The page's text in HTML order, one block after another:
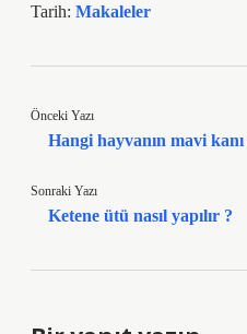
Tarih: Makaleler
Önceki Yazı
Hangi hayvanın mavi
Sonraki Yazı
Ketene ütü nasıl yapılır ?